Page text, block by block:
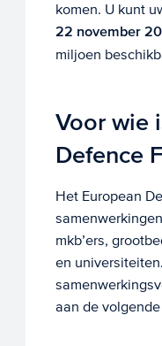
komen. U kunt
22 november
miljoen
Voor wie
Defence
Het European
mkb’ers,
en
aan de